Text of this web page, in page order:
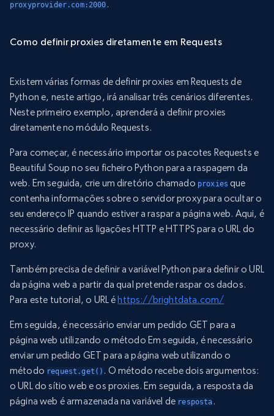
proxyprovider.com:2000 .
Como definir proxies diretamente em Requests
Existem várias formas de definir proxies em Requests de
Python e, neste artigo, irá analisar três cenários diferentes.
Neste primeiro exemplo, aprenderá a definir proxies
diretamente no módulo Requests.
Para começar, é necessário importar os pacotes Requests e
Beautiful Soup no seu ficheiro Python para a raspagem da
web. Em seguida, crie um diretório chamado proxies que
contenha informações sobre o servidor proxy para ocultar o
seu endereço IP quando estiver a raspar a página web. Aqui, é
necessário definir as ligações HTTP e HTTPS para o URL do
proxy.
Também precisa de definir a variável Python para definir o URL
da página web a partir da qual pretende raspar os dados.
Para este tutorial, o URL é https://brightdata.com/
Em seguida, é necessário enviar um pedido GET para a
página web utilizando o método Em seguida, é necessário
enviar um pedido GET para a página web utilizando o
método request.get() . O método recebe dois argumentos:
o URL do sítio web e os proxies. Em seguida, a resposta da
página web é armazenada na variável de resposta .